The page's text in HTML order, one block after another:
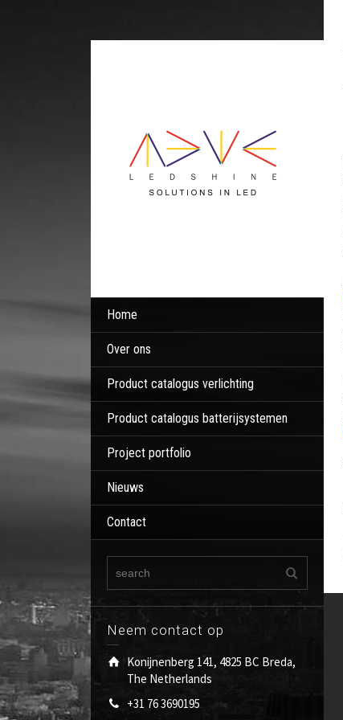
Home
Over ons
Product catalogus verlichting
Product catalogus batterijsystemen
Project portfolio
Nieuws
Contact
Neem contact op
Konijnenberg 141, 4825 BC Breda,
The Netherlands
+31 76 3690195